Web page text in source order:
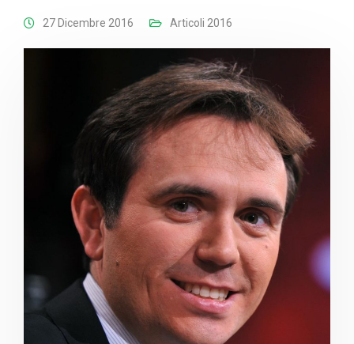
27 Dicembre 2016 Articoli 2016